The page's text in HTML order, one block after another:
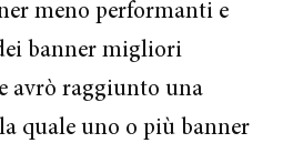
meno performanti e
banner migliori
avrò raggiunto una
quale uno o più banner